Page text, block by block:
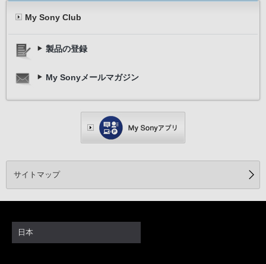
My Sony Club
製品の登録
My Sonyメールマガジン
サイトマップ
日本